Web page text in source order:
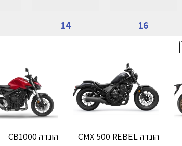
16
14
הונדה CMX 500 REBEL
הונדה CB1000